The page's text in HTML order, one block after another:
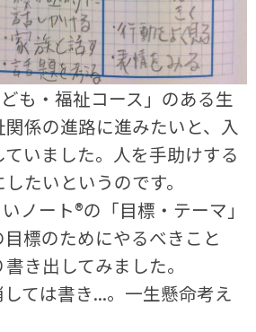
も・福祉コース」のある生
係の進路に進みたいと、入
いました。人を手助けする
たいというのです。
ノート®の「目標・テーマ」
標のためにやるべきこと
き出してみました。
ては書き...。一生懸命考え